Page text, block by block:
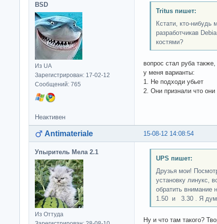
BSD
Из UA
Зарегистрирован: 17-02-12
Сообщений: 765
Tritus пишет:
Кстати, кто-нибудь
разработчикав
костями?
вопрос стал руба
у меня варианты:
1. Не подходи убьет
2. Они признали что
Неактивен
15-08-12 14:08:54
Antimateriale
Упыритель Мела 2.1
Из Оттуда
UPS пишет:
Друзья мои!
установку линукс,
обратить внимание
1.50 и 3.30 . Я
Ну и что там такого?